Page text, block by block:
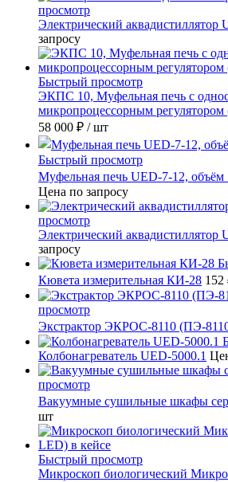
просмотр
Электрический аквадистиллятор
запросу
Быстрый просмотр
ЭКПС 10, Муфельная печь с
микропроцессорным регулятором
58 000 ₽ / шт
Быстрый просмотр
Муфельная печь UED-7-12,
Цена по запросу
просмотр
Электрический аквадистиллятор
запросу
Кювета измерительная КИ-28 152
просмотр
Экстрактор ЭКРОС-8110 (ПЭ-
Колбонагреватель UED-5000.1
просмотр
Вакуумные сушильные шкафы
шт
Быстрый просмотр
Микроскоп биологический